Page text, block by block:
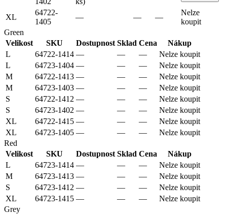
XL
64722-
1405
— — —
Nelze
koupit
Green
Velikost
SKU Dostupnost Sklad Cena
Nákup
L
64722-1414 — — —
Nelze koupit
L
64723-1404 — — —
Nelze koupit
M
64722-1413 — — —
Nelze koupit
M
64723-1403 — — —
Nelze koupit
S
64722-1412 — — —
Nelze koupit
S
64723-1402 — — —
Nelze koupit
XL
64722-1415 — — —
Nelze koupit
XL
64723-1405 — — —
Nelze koupit
Red
Velikost
SKU Dostupnost Sklad Cena
Nákup
L
64723-1414 — — —
Nelze koupit
M
64723-1413 — — —
Nelze koupit
S
64723-1412 — — —
Nelze koupit
XL
64723-1415 — — —
Nelze koupit
Grey